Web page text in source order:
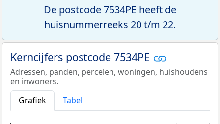
De postcode 7534PE heeft de
huisnummerreeks 20 t/m 22.
Kerncijfers postcode 7534PE
Adressen, panden, percelen, woningen, huishoudens
en inwoners.
Grafiek
Tabel